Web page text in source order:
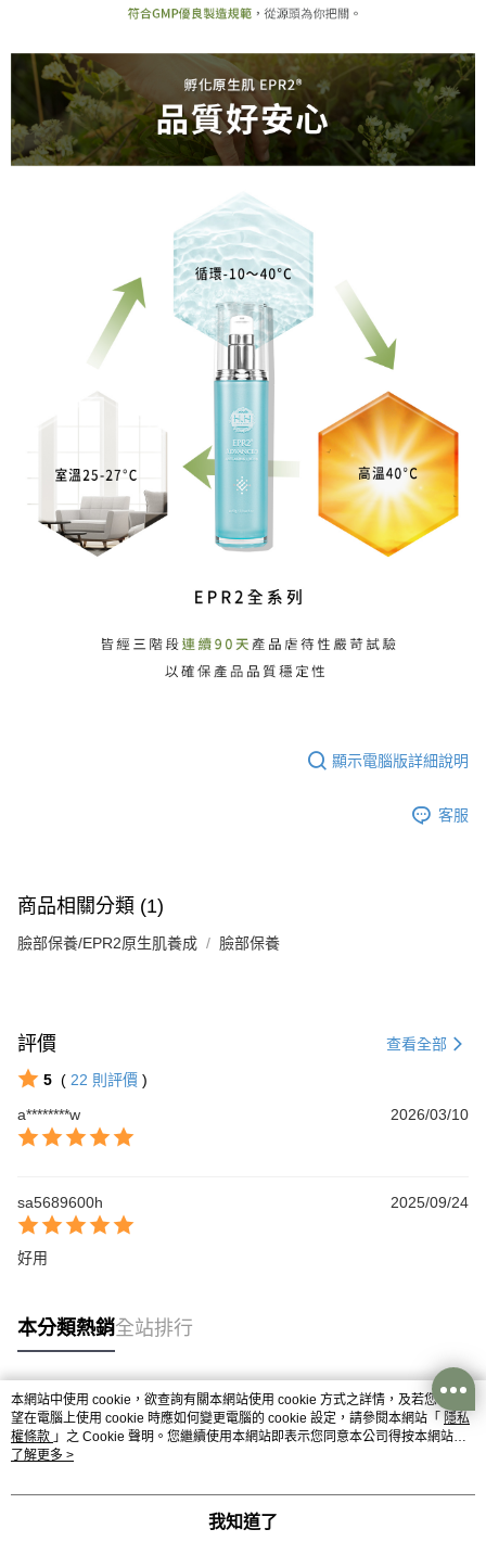
顯示電腦版詳細說明
客服
商品相關分類 (1)
臉部保養/EPR2原生肌養成 臉部保養
評價 查看全部
5 ( 22 則評價 )
a********w
2026/03/10
sa5689600h 2025/09/24
好用
本分類熱銷全站排行
熱門標籤
本網站中使用 cookie，欲查詢有關本網站使用 cookie 方式之詳情，及若您不希
望在電腦上使用 cookie 時應如何變更電腦的 cookie 設定，請參閱本網站「 隱私
權條款 」之 Cookie 聲明。您繼續使用本網站即表示您同意本公司得按本網站使
用條款之 Cookie 聲明使用 cookie。
了解更多 >
我知道了